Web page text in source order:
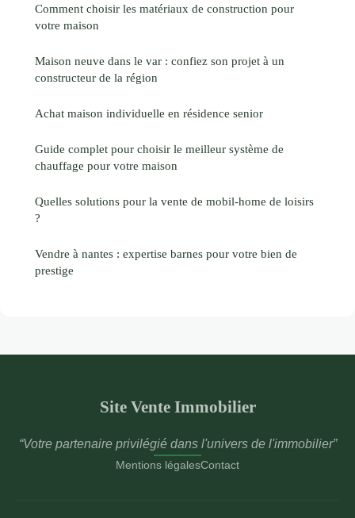
Comment choisir les matériaux de construction pour
votre maison
Maison neuve dans le var : confiez son projet à un
constructeur de la région
Achat maison individuelle en résidence senior
Guide complet pour choisir le meilleur système de
chauffage pour votre maison
Quelles solutions pour la vente de mobil-home de loisirs
?
Vendre à nantes : expertise barnes pour votre bien de
prestige
Site Vente Immobilier
“Votre partenaire privilégié dans l'univers de l'immobilier”
Mentions légalesContact